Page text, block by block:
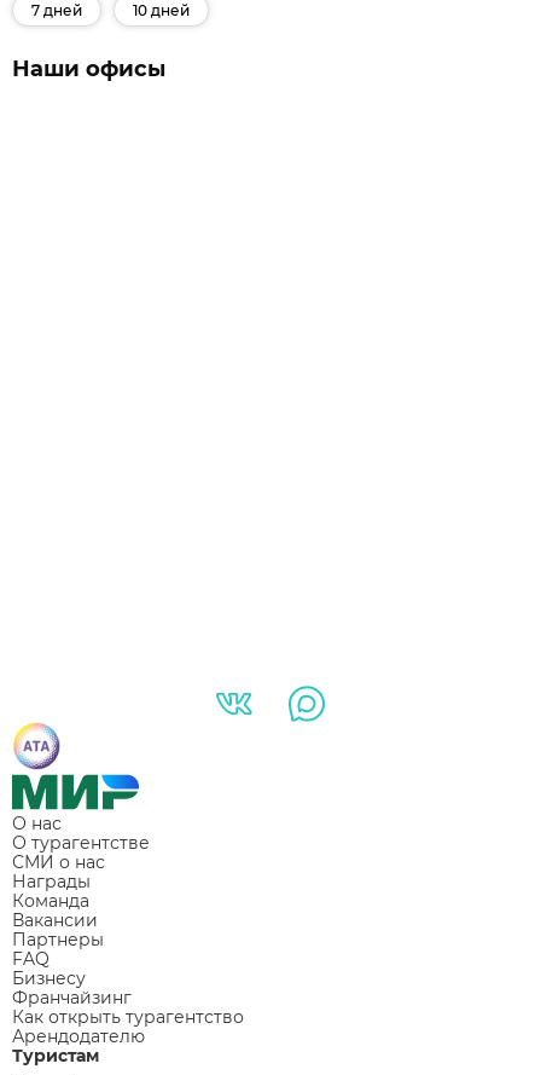
7 дней 10 дней
Наши офисы
О нас
О турагентстве
СМИ о нас
Награды
Команда
Вакансии
Партнеры
FAQ
Бизнесу
Франчайзинг
Как открыть турагентство
Арендодателю
Туристам